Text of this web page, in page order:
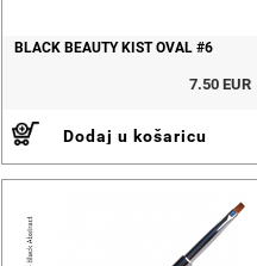
BLACK BEAUTY KIST OVAL #6
7.50 EUR
Dodaj u košaricu